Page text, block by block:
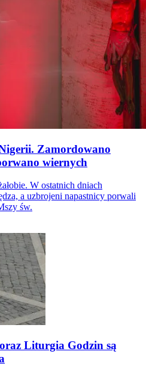
Zamordowano
wiernych
W ostatnich dniach
a uzbrojeni napastnicy porwali
św.
Liturgia Godzin są